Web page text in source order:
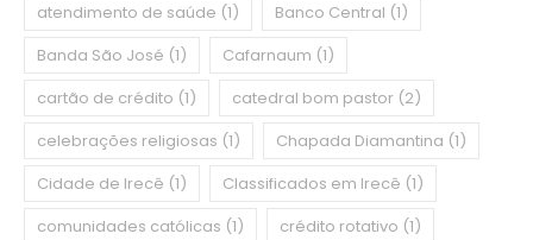
atendimento de saúde (1) Banco Central (1)
Banda São José (1) Cafarnaum (1)
cartão de crédito (1) catedral bom pastor (2)
celebrações religiosas (1) Chapada Diamantina (1)
Cidade de Irecê (1) Classificados em Irecê (1)
comunidades católicas (1) crédito rotativo (1)